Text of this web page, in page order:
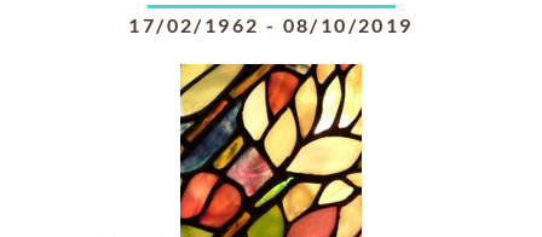
17/02/1962 - 08/10/2019